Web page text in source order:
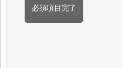
必須項目完了